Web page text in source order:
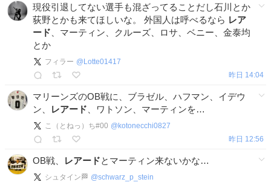
現役引退してない選手も混ざってることだし石川とか
荻野とかも来てほしいな。 外国人は呼べるなら レア
ード 、マーティン、クルーズ、ロサ、ベニー、金泰均
とか
フィラー @ Lotte01417
昨日 14:04
マリーンズのOB戦に、ブラゼル、ハフマン、イデウ
ン、
レアード 、ワトソン、マーティンを…
こ（とねっ）ち#00 @ kotonecchi0827
昨日 12:56
OB戦、 レアードとマーティン来ないかな…
シュタイン🏁 @schwarz_p_stein